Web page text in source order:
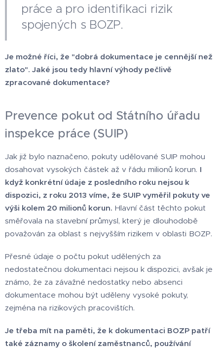
práce a pro identifikaci rizik
spojených s BOZP.
Je možné říci, že "dobrá dokumentace je cennější než
zlato". Jaké jsou tedy hlavní výhody pečlivě
zpracované dokumentace?
Prevence pokut od Státního úřadu
inspekce práce (SUIP)
Jak již bylo naznačeno, pokuty udělované SUIP mohou
dosahovat vysokých částek až v řádu milionů korun. I
když konkrétní údaje z posledního roku nejsou k
dispozici, z roku 2013 víme, že SUIP vyměřil pokuty ve
výši kolem 20 milionů korun. Hlavní část těchto pokut
směřovala na stavební průmysl, který je dlouhodobě
považován za oblast s nejvyšším rizikem v oblasti BOZP.
Přesné údaje o počtu pokut udělených za
nedostatečnou dokumentaci nejsou k dispozici, avšak je
známo, že za závažné nedostatky nebo absenci
dokumentace mohou být uděleny vysoké pokuty,
zejména na rizikových pracovištích.
Je třeba mít na paměti, že k dokumentaci BOZP patří
také záznamy o školení zaměstnanců, používání